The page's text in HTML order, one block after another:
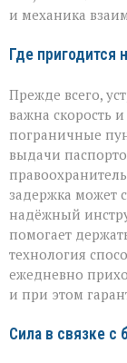
и механика
Где пригодится
Прежде всего,
важна скорость
пограничные
выдачи
задержка может
надёжный
помогает
технология
ежедневно
и при этом
Сила в связке с